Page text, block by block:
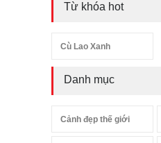
Từ khóa hot
Cù Lao Xanh
Danh mục
Cảnh đẹp thế giới